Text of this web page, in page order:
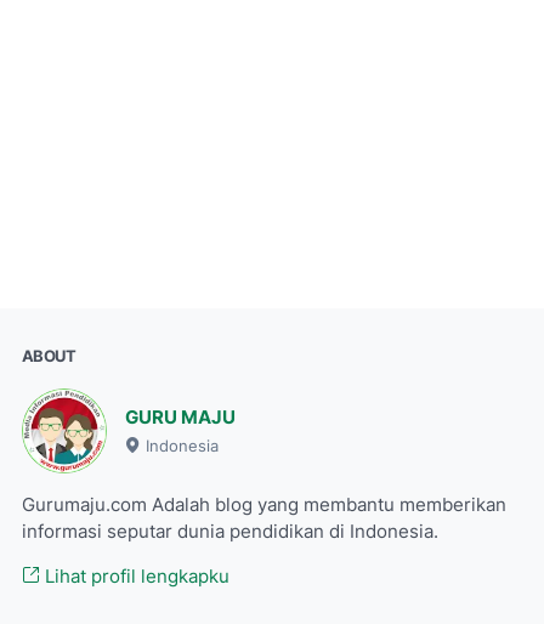
ABOUT
GURU MAJU
Indonesia
Gurumaju.com Adalah blog yang membantu memberikan
informasi seputar dunia pendidikan di Indonesia.
Lihat profil lengkapku